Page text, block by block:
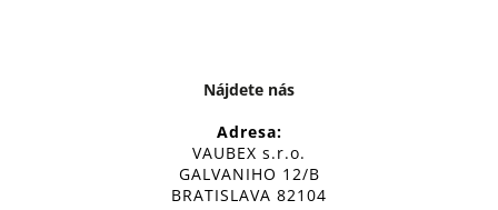
Nájdete nás
Adresa:
VAUBEX s.r.o.
GALVANIHO 12/B
BRATISLAVA 82104